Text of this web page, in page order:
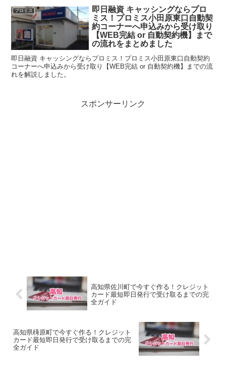
プロミス
即日融資 キャッシングならプロ
ミス！プロミス小田原東口自動契
約コーナーへ申込みから受け取り
【WEB完結 or 自動契約機】まで
の流れをまとめました
即日融資 キャッシングならプロミス！プロミス小田原東口自動契約
コーナーへ申込みから受け取り【WEB完結 or 自動契約機】までの流
れを解説しました。
スポンサーリンク
高知県佐川町で今すぐ作る！クレジット
カード最短即日発行で受け取るまでの完
全ガイド
高知県梼原町で今すぐ作る！クレジット
カード最短即日発行で受け取るまでの完
全ガイド